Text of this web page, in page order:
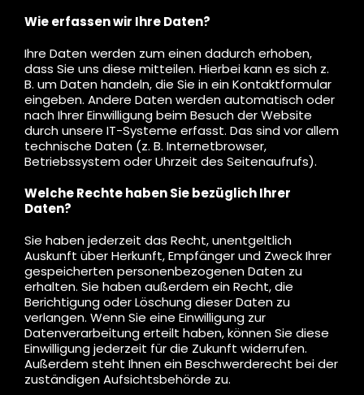
Wie erfassen wir Ihre Daten?
Ihre Daten werden zum einen dadurch erhoben,
dass Sie uns diese mitteilen. Hierbei kann es sich z.
B. um Daten handeln, die Sie in ein Kontaktformular
eingeben. Andere Daten werden automatisch oder
nach Ihrer Einwilligung beim Besuch der Website
durch unsere IT-Systeme erfasst. Das sind vor allem
technische Daten (z. B. Internetbrowser,
Betriebssystem oder Uhrzeit des Seitenaufrufs).
Welche Rechte haben Sie bezüglich Ihrer
Daten?
Sie haben jederzeit das Recht, unentgeltlich
Auskunft über Herkunft, Empfänger und Zweck Ihrer
gespeicherten personenbezogenen Daten zu
erhalten. Sie haben außerdem ein Recht, die
Berichtigung oder Löschung dieser Daten zu
verlangen. Wenn Sie eine Einwilligung zur
Datenverarbeitung erteilt haben, können Sie diese
Einwilligung jederzeit für die Zukunft widerrufen.
Außerdem steht Ihnen ein Beschwerderecht bei der
zuständigen Aufsichtsbehörde zu.